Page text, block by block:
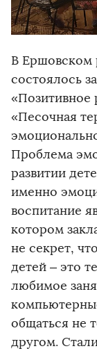
В Ершовском
состоялось
«Позитивное
«Песочная
Проблема
развитии
именно
воспитание
котором
не секрет,
детей – это
любимое
общаться не
другом.